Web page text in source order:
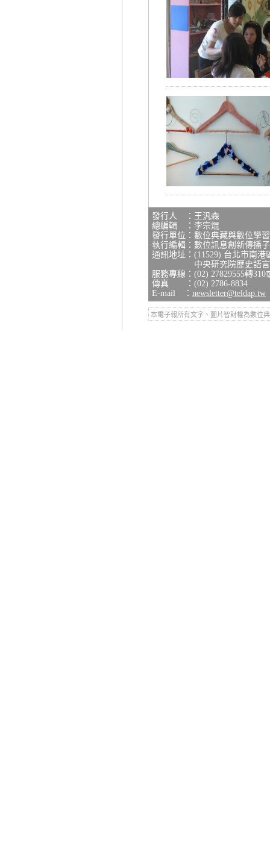
發行人 ：王汎森
總編輯 ：李宗焜
發行單位：數位典藏與數位學
執行編輯：數位訊息創新傳播
通訊地址：(11529) 台北市南港
中央研究院歷史語言研
服務專線：(02) 27829555轉310
傳真 ：(02) 2786-8834
E-mail ： newsletter@teldap.tw
本電子報所有文字、圖片智財權為數位